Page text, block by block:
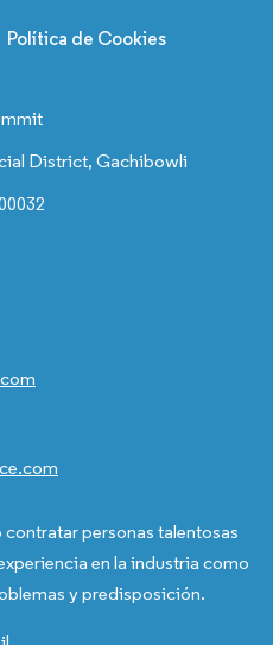
Política de Cookies
District, Gachibowli
personas talentosas
en la industria como
y predisposición.